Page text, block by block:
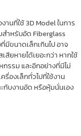
นที่ใช้ 3D Model ในการ
ำหรับอัด Fiberglass
มีขนาดเล็กเกินไป อาจ
สียหายได้เยอะกว่า หากใช้
รรม และอีกอย่างที่มีไม่
รื่องเล็กทั่วไปที่ใช้งาน
กับงานอัด หรือหุ้มนั่นเอง